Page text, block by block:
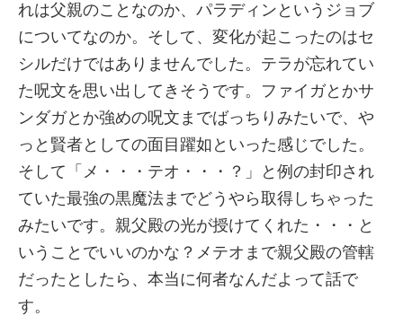
れは父親のことなのか、パラディンというジョブ
についてなのか。そして、変化が起こったのはセ
シルだけではありませんでした。テラが忘れてい
た呪文を思い出してきそうです。ファイガとかサ
ンダガとか強めの呪文までばっちりみたいで、や
っと賢者としての面目躍如といった感じでした。
そして「メ・・・テオ・・・？」と例の封印され
ていた最強の黒魔法までどうやら取得しちゃった
みたいです。親父殿の光が授けてくれた・・・と
いうことでいいのかな？メテオまで親父殿の管轄
だったとしたら、本当に何者なんだよって話で
す。